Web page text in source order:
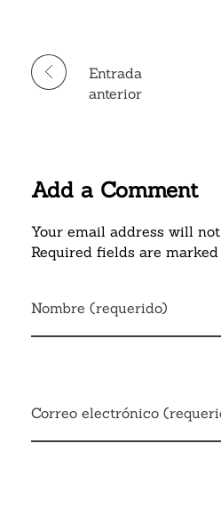
Entrada
anterior
Add a Comment
Your email address will
Required fields are marked
Nombre (requerido)
Correo electrónico